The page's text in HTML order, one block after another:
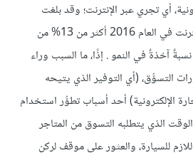
أي تجري عبر الإنترنت؛ وقد بلغت
المشتريات المباشرة عبر الإنترنت في العام 2016 أكثر من 13% من
آخذةٌ في النمو . إذًا، ما السبب وراء
التسوُّق، (أي التوفير الذي يتيحه
الإلكترونية) أحد أسباب تطوُّر استخدام
الذي يتطلبه التسوق من المتاجر
للسيارة، والعثور على موقف لركن